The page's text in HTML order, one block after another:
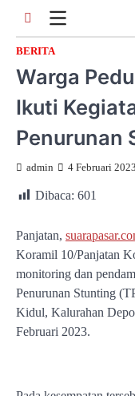
contentBERITA
Warga
Ikuti
Penurunan
admin 4 Februari 2023
Dibaca: 601
Panjatan,
Koramil 10/Panjatan
monitoring dan
Penurunan Stunting
Kidul, Kalurahan
Februari 2023.